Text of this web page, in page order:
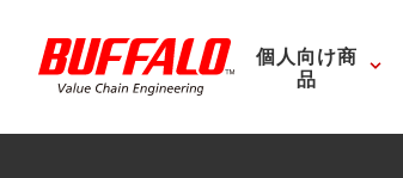
個人向け商
品